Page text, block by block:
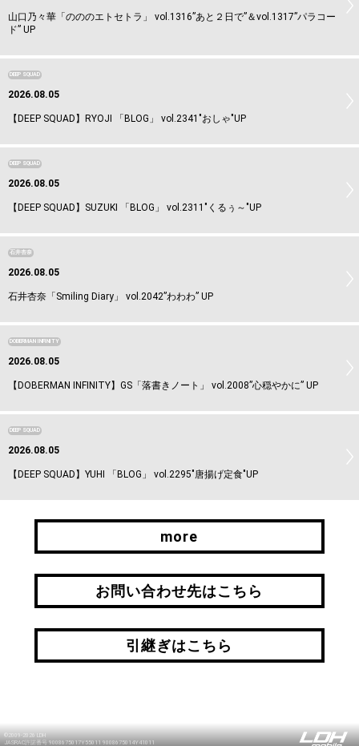
山口乃々華「のののエトセトラ」 vol.1316”あと２日で”＆vol.1317”パラコー
ド” UP
DEEP SQUAD
2026.08.05
【DEEP SQUAD】RYOJI 「BLOG」 vol.2341"おしゃ"UP
DEEP SQUAD
2026.08.05
【DEEP SQUAD】SUZUKI 「BLOG」 vol.2311"くるぅ～"UP
石井杏奈
2026.08.05
石井杏奈「Smiling Diary」 vol.2042”わわわ” UP
DOBERMAN INFINITY
2026.08.05
【DOBERMAN INFINITY】GS「落書きノート」 vol.2008”心穏やかに” UP
DEEP SQUAD
2026.08.05
【DEEP SQUAD】YUHI 「BLOG」 vol.2295"唐揚げ定食"UP
more
more
お問い合わせ先はこちら
お問い合わせ先はこちら
引継ぎはこちら
引継ぎはこちら
©2009-2026 LDH
JASRAC許諾番号 9008675017Y55011 9008675014Y41011